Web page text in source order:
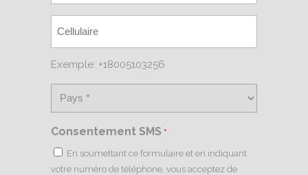
Exemple: +18005103256
Consentement SMS *
En soumettant ce formulaire et en indiquant
votre numéro de téléphone, vous acceptez de